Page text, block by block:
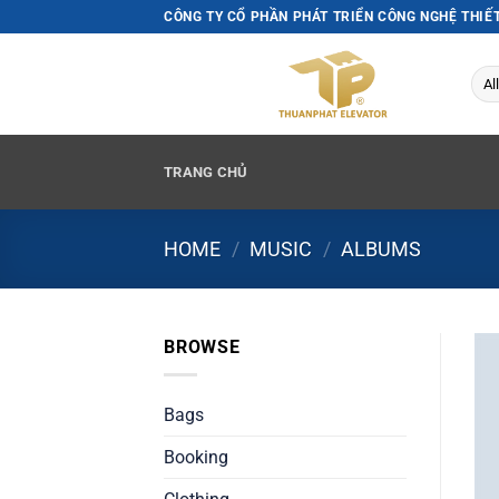
to
CÔNG TY CỔ PHẦN PHÁT TRIỂN CÔNG NGHỆ
TRANG CHỦ
HOME / MUSIC / ALBUMS
BROWSE
Bags
Booking